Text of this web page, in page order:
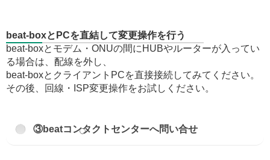
beat-boxとPCを直結して変更操作を行う
beat-boxとモデム・ONUの間にHUBやルーターが入ってい
る場合は、配線を外し、
beat-boxとクライアントPCを直接接続してみてください。
その後、回線・ISP変更操作をお試しください。
③beatコンタクトセンターへ問い合せ